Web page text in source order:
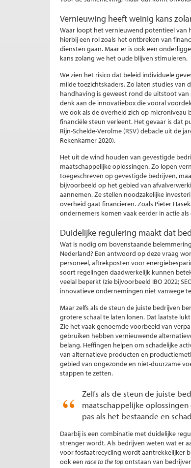
Vernieuwing heeft weinig kans
Waar loopt het vernieuwend potentieel van
hierbij een rol zoals het ontbreken van
diensten gaan. Maar er is ook een
kans zolang we het oude blijven stimuleren.
We zien het risico dat beleid individuele
milde toezichtskaders. Zo laten studies van
handhaving is geweest rond de uitstoot
denk aan de innovatiebox die vooral
we ook als de overheid zich op
financiële steun verleent. Het gevaar is dat
Rijn-Schelde-Verolme (RSV) debacle uit de
Rekenkamer 2020).
Het uit de wind houden van gevestigde
maatschappelijke oplossingen. Zo lopen
toegeschreven op gevestigde bedrijven,
bijvoorbeeld op het gebied van
aannemen. Ze stellen noodzakelijke
overheid gaat financieren. Zoals Pieter
ondernemers komen vaak eerder in actie
Duidelijke regulering maakt dat
Wat is nodig om bovenstaande
Nederland? Een antwoord op deze vraag
personeel, aftrekposten voor
soort regelingen daadwerkelijk kunnen
veelal beperkt (zie bijvoorbeeld IBO 2022;
innovatieve ondernemingen niet vanwege
Maar zelfs als de steun de juiste bedrijven
grotere schaal te laten lonen. Dat laatste
Zie het vaak genoemde voorbeeld van
gebruiken hebben vernieuwende
belang. Heffingen helpen om schadelijke
van alternatieve producten en
gebied van ongezonde en niet-duurzame
stappen te zetten.
Zelfs als de steun de juiste
maatschappelijke
pas als het bestaande en
Daarbij is een combinatie met duidelijke
strenger wordt. Als bedrijven weten wat er
voor fosfaatrecycling wordt aantrekkelijker
ook een race to the topontstaan van